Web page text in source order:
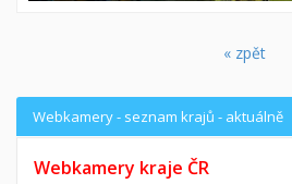
« zpět
Webkamery - seznam krajů - aktuálně
Webkamery kraje ČR